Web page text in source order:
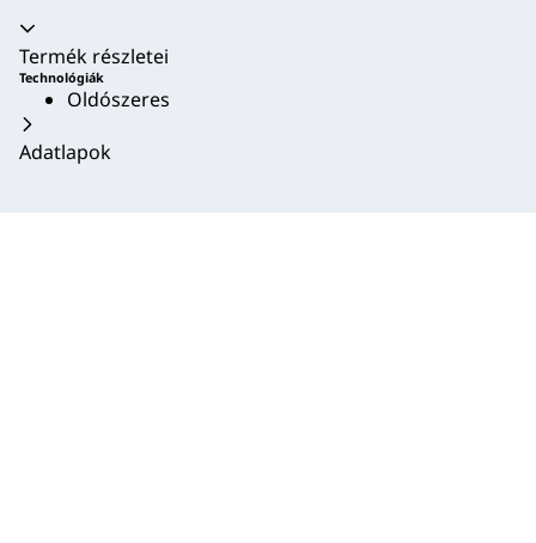
Akkordion összecsukva
Termék részletei
Technológiák
Oldószeres
Adatlapok